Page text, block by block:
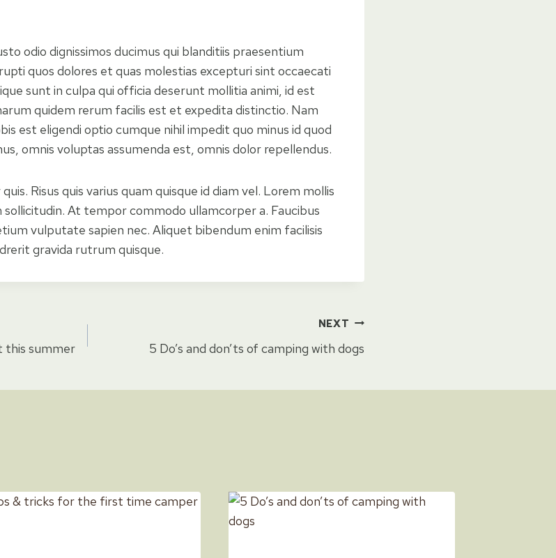
odio dignissimos ducimus qui blanditiis praesentium
quos dolores et quas molestias excepturi sint occaecati
sunt in culpa qui officia deserunt mollitia animi, id est
quidem rerum facilis est et expedita distinctio. Nam
est eligendi optio cumque nihil impedit quo minus id quod
omnis voluptas assumenda est, omnis dolor repellendus.
Risus quis varius quam quisque id diam vel. Lorem mollis
At tempor commodo ullamcorper a. Faucibus
vulputate sapien nec. Aliquet bibendum enim facilisis
gravida rutrum quisque.
this summer
NEXT
5 Do’s and don’ts of camping with dogs